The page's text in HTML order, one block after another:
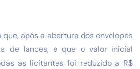
após a abertura dos envelopes
de lances, e que o valor inicial
as licitantes foi reduzido a R$